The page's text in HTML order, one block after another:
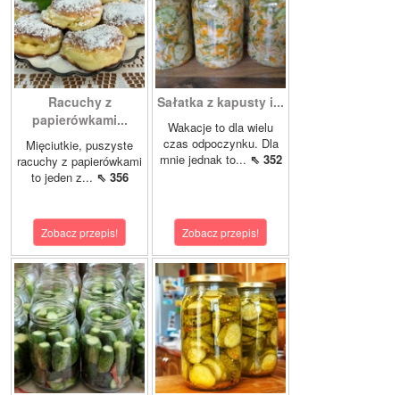
Racuchy z
papierówkami...
Mięciutkie, puszyste
racuchy z papierówkami
to jeden z... ⇖ 356
Zobacz przepis!
Sałatka z kapusty i...
Wakacje to dla wielu
czas odpoczynku. Dla
mnie jednak to... ⇖ 352
Zobacz przepis!